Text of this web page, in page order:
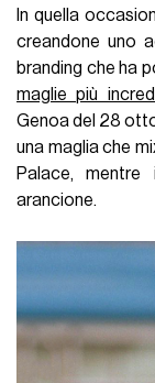
In quella
creandone uno
branding che ha
maglie più
Genoa del 28
una maglia che
Palace,
arancione.